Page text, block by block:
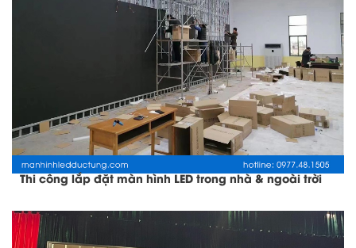
Thi công lắp đặt màn hình LED trong nhà & ngoài trời